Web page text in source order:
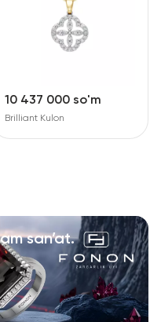
10 437 000 so'm
Brilliant Kulon
san’at.